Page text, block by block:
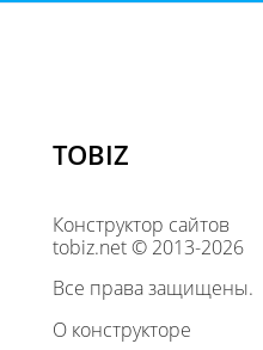
TOBIZ
Конструктор сайтов
tobiz.net © 2013-2026
Все права защищены.
О конструкторе